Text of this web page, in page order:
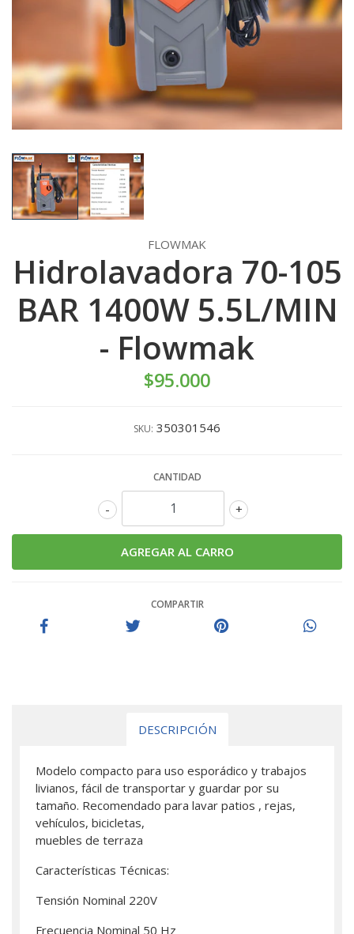
FLOWMAK
Hidrolavadora 70-105
BAR 1400W 5.5L/MIN
- Flowmak
$95.000
SKU: 350301546
CANTIDAD
+
-
COMPARTIR
DESCRIPCIÓN
Modelo compacto para uso esporádico y trabajos
livianos, fácil de transportar y guardar por su
tamaño. Recomendado para lavar patios , rejas,
vehículos, bicicletas,
muebles de terraza
Características Técnicas:
Tensión Nominal 220V
Frecuencia Nominal 50 Hz